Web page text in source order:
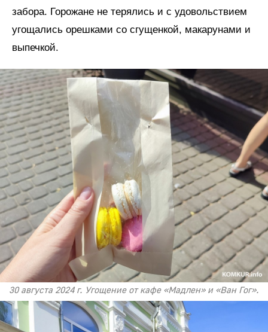
забора. Горожане не терялись и с удовольствием
угощались орешками со сгущенкой, макарунами и
выпечкой.
30 августа 2024 г. Угощение от кафе «Мадлен» и «Ван Гог».